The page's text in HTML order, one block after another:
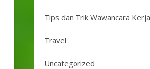
Tips dan Trik Wawancara Kerja
Travel
Uncategorized